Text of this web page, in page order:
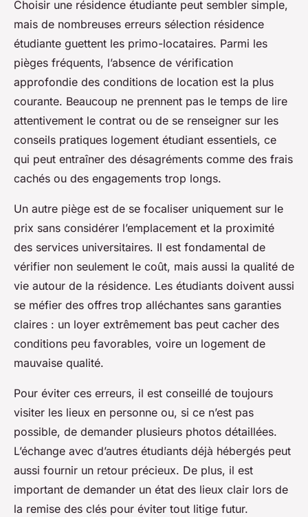
Choisir une résidence étudiante peut sembler simple,
mais de nombreuses erreurs sélection résidence
étudiante guettent les primo-locataires. Parmi les
pièges fréquents, l’absence de vérification
approfondie des conditions de location est la plus
courante. Beaucoup ne prennent pas le temps de lire
attentivement le contrat ou de se renseigner sur les
conseils pratiques logement étudiant essentiels, ce
qui peut entraîner des désagréments comme des frais
cachés ou des engagements trop longs.
Un autre piège est de se focaliser uniquement sur le
prix sans considérer l’emplacement et la proximité
des services universitaires. Il est fondamental de
vérifier non seulement le coût, mais aussi la qualité de
vie autour de la résidence. Les étudiants doivent aussi
se méfier des offres trop alléchantes sans garanties
claires : un loyer extrêmement bas peut cacher des
conditions peu favorables, voire un logement de
mauvaise qualité.
Pour éviter ces erreurs, il est conseillé de toujours
visiter les lieux en personne ou, si ce n’est pas
possible, de demander plusieurs photos détaillées.
L’échange avec d’autres étudiants déjà hébergés peut
aussi fournir un retour précieux. De plus, il est
important de demander un état des lieux clair lors de
la remise des clés pour éviter tout litige futur.